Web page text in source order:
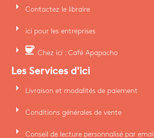
arrow_right Contactez le libraire
arrow_right ici pour les entreprises
arrow_right coffee Chez ici : Café Apapacho
Les Services d'ici
arrow_right Livraison et modalités de paiement
arrow_right Conditions générales de vente
arrow_right Conseil de lecture personnalisé par email